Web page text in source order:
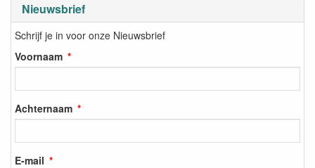
Nieuwsbrief
Schrijf je in voor onze Nieuwsbrief
Voornaam
Achternaam
E-mail